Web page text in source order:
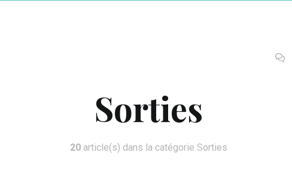
Sorties
20article(s) dans la catégorie Sorties